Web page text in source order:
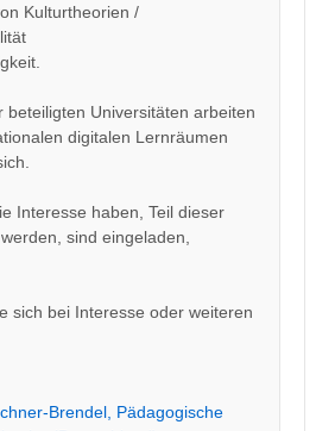
Kulturtheorien /
beteiligten Universitäten arbeiten
digitalen Lernräumen
Interesse haben, Teil dieser
sind eingeladen,
sich bei Interesse oder weiteren
Brendel, Pädagogische